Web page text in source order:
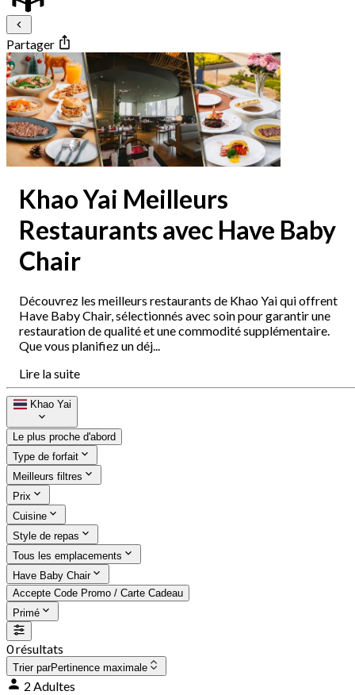
Partager
Khao Yai Meilleurs
Restaurants avec Have Baby
Chair
Découvrez les meilleurs restaurants de Khao Yai qui offrent
Have Baby Chair, sélectionnés avec soin pour garantir une
restauration de qualité et une commodité supplémentaire.
Que vous planifiez un déj...
Lire la suite
Khao Yai
Le plus proche d'abord
Type de forfait
Meilleurs filtres
Prix
Cuisine
Style de repas
Tous les emplacements
Have Baby Chair
Accepte Code Promo / Carte Cadeau
Primé
0 résultats
Trier parPertinence maximale
2 Adultes